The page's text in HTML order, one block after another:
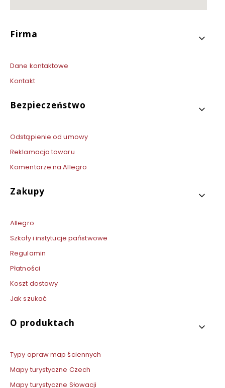
Linki w stopce
Firma
Dane kontaktowe
Kontakt
Bezpieczeństwo
Odstąpienie od umowy
Reklamacja towaru
Komentarze na Allegro
Zakupy
Allegro
Szkoły i instytucje państwowe
Regulamin
Płatności
Koszt dostawy
Jak szukać
O produktach
Typy opraw map ściennych
Mapy turystyczne Czech
Mapy turystyczne Słowacji